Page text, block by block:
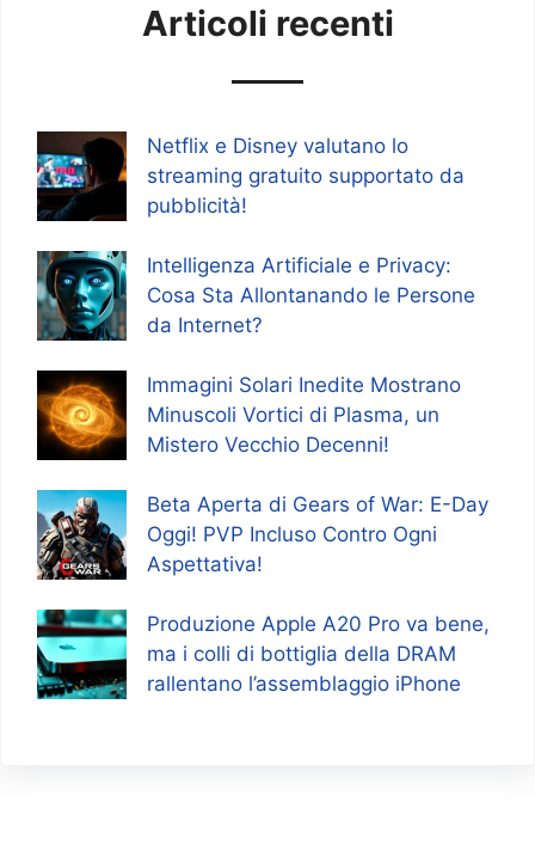
Articoli recenti
Netflix e Disney valutano lo
streaming gratuito supportato da
pubblicità!
Intelligenza Artificiale e Privacy:
Cosa Sta Allontanando le Persone
da Internet?
Immagini Solari Inedite Mostrano
Minuscoli Vortici di Plasma, un
Mistero Vecchio Decenni!
Beta Aperta di Gears of War: E-Day
Oggi! PVP Incluso Contro Ogni
Aspettativa!
Produzione Apple A20 Pro va bene,
ma i colli di bottiglia della DRAM
rallentano l’assemblaggio iPhone